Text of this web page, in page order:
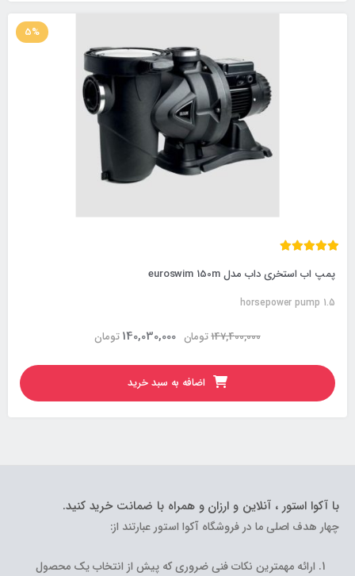
5%
پمپ اب استخری داب مدل euroswim 150m
horsepower pump 1.5
تومان147,400,000 تومان140,030,000
اضافه به سبد خرید
با آکوا استور ، آنلاین و ارزان و همراه با ضمانت خرید کنید.
چهار هدف اصلی ما در فروشگاه آکوا استور عبارتند از:
ارائه مهمترین نکات فنی ضروری که پیش از انتخاب یک محصول